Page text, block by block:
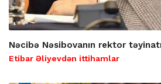
Nəcibə Nəsibovanın rektor
Etibar Əliyevdən ittihamlar